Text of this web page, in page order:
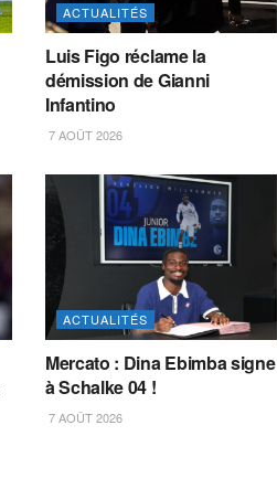
ACTUALITÉS
Luis Figo réclame la
démission de Gianni
Infantino
7 AOÛT 2026
ACTUALITÉS
Mercato : Dina Ebimba signe
à Schalke 04 !
7 AOÛT 2026